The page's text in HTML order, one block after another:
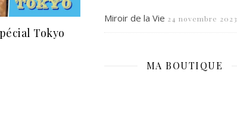
Tokyo
Miroir de la Vie 24 novembre 2023
MA BOUTIQUE